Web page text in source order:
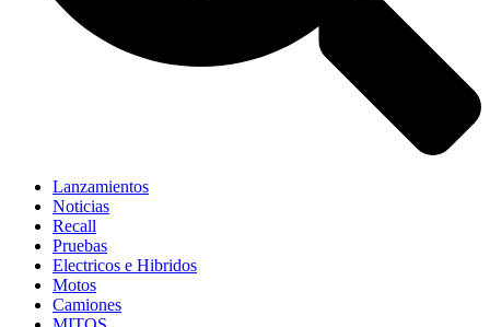
Lanzamientos
Noticias
Recall
Pruebas
Electricos e Hibridos
Motos
Camiones